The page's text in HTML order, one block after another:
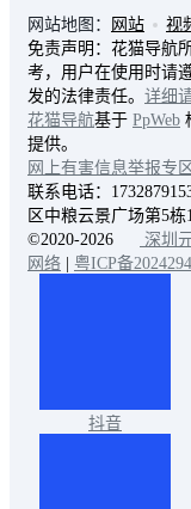
网站地图： 网站 视
免责声明：花猫导航
考，用户在使用时请
发的法律责任。 详细
花猫导航基于 PpWeb
提供。
网上有害信息举报专区
联系电话：
区中粮云景广场第5栋
©2020-2026
深圳
网络
粤ICP备
抖音